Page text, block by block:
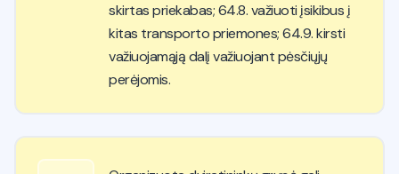
skirtas priekabas; 64.8. važiuoti įsikibus į
kitas transporto priemones; 64.9. kirsti
važiuojamąją dalį važiuojant pėsčiųjų
perėjomis.